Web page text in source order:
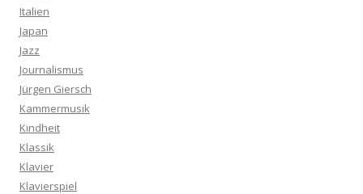
Italien
Japan
Jazz
Journalismus
Jürgen Giersch
Kammermusik
Kindheit
Klassik
Klavier
Klavierspiel